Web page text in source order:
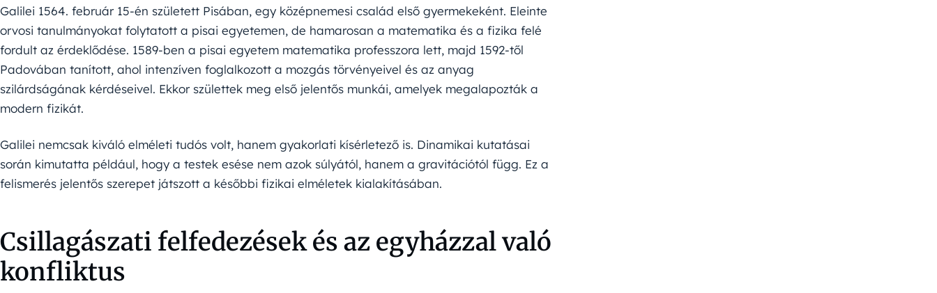
Galilei 1564. február 15-én született Pisában, egy középnemesi család első gyermekeként. Eleinte
orvosi tanulmányokat folytatott a pisai egyetemen, de hamarosan a matematika és a fizika felé
fordult az érdeklődése. 1589-ben a pisai egyetem matematika professzora lett, majd 1592-től
Padovában tanított, ahol intenzíven foglalkozott a mozgás törvényeivel és az anyag
szilárdságának kérdéseivel. Ekkor születtek meg első jelentős munkái, amelyek megalapozták a
modern fizikát.
Galilei nemcsak kiváló elméleti tudós volt, hanem gyakorlati kísérletező is. Dinamikai kutatásai
során kimutatta például, hogy a testek esése nem azok súlyától, hanem a gravitációtól függ. Ez a
felismerés jelentős szerepet játszott a későbbi fizikai elméletek kialakításában.
Csillagászati felfedezések és az egyházzal való
konfliktus